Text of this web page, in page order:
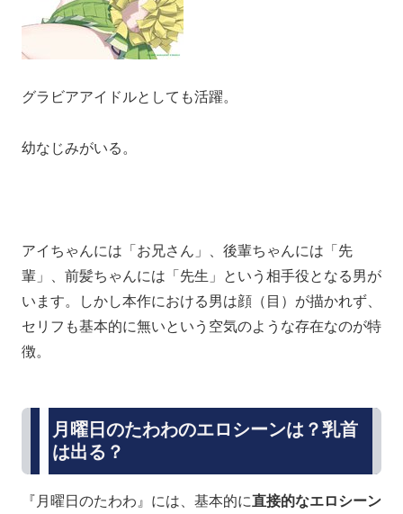
グラビアアイドルとしても活躍。
幼なじみがいる。
アイちゃんには「お兄さん」、後輩ちゃんには「先
輩」、前髪ちゃんには「先生」という相手役となる男が
います。しかし本作における男は顔（目）が描かれず、
セリフも基本的に無いという空気のような存在なのが特
徴。
月曜日のたわわのエロシーンは？乳首
は出る？
『月曜日のたわわ』には、基本的に直接的なエロシーン